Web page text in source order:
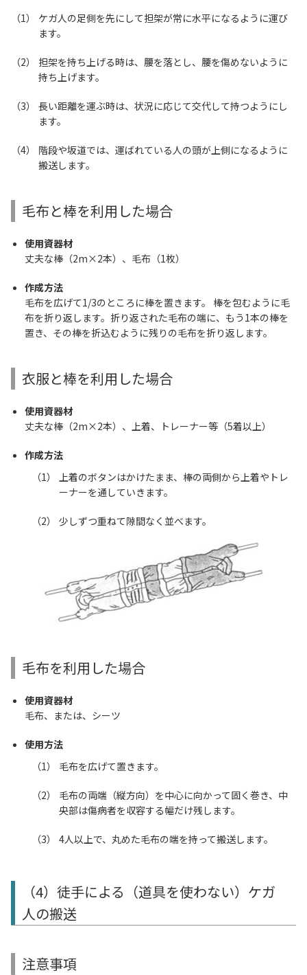
ケガ人の足側を先にして担架が常に水平になるように運び
ます。
担架を持ち上げる時は、腰を落とし、腰を傷めないように
持ち上げます。
長い距離を運ぶ時は、状況に応じて交代して持つようにし
ます。
階段や坂道では、運ばれている人の頭が上側になるように
搬送します。
毛布と棒を利用した場合
使用資器材
丈夫な棒（2m×2本）、毛布（1枚）
作成方法
毛布を広げて1/3のところに棒を置きます。 棒を包むように毛
布を折り返します。折り返された毛布の端に、もう1本の棒を
置き、その棒を折込むように残りの毛布を折り返します。
衣服と棒を利用した場合
使用資器材
丈夫な棒（2m×2本）、上着、トレーナー等（5着以上）
作成方法
上着のボタンはかけたまま、棒の両側から上着やトレ
ーナーを通していきます。
少しずつ重ねて隙間なく並べます。
毛布を利用した場合
使用資器材
毛布、または、シーツ
使用方法
毛布を広げて置きます。
毛布の両端（縦方向）を中心に向かって固く巻き、中
央部は傷病者を収容する幅だけ残します。
4人以上で、丸めた毛布の端を持って搬送します。
（4）徒手による（道具を使わない）ケガ
人の搬送
注意事項